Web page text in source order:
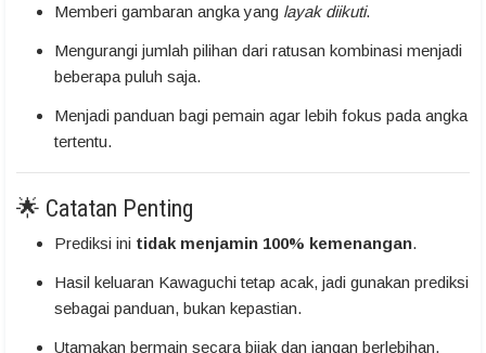
Memberi gambaran angka yang layak diikuti.
Mengurangi jumlah pilihan dari ratusan kombinasi menjadi
beberapa puluh saja.
Menjadi panduan bagi pemain agar lebih fokus pada angka
tertentu.
🌟 Catatan Penting
Prediksi ini tidak menjamin 100% kemenangan.
Hasil keluaran Kawaguchi tetap acak, jadi gunakan prediksi
sebagai panduan, bukan kepastian.
Utamakan bermain secara bijak dan jangan berlebihan.